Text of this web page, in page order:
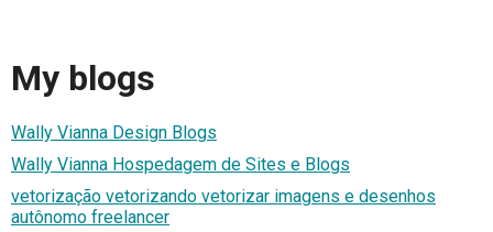
My blogs
Wally Vianna Design Blogs
Wally Vianna Hospedagem de Sites e Blogs
vetorização vetorizando vetorizar imagens e desenhos
autônomo freelancer